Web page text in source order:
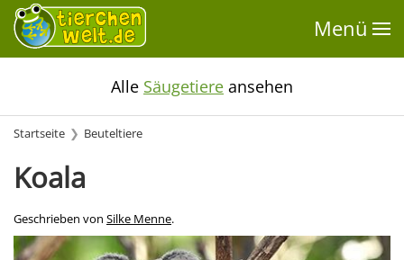
Menü
Alle Säugetiere ansehen
Startseite Beuteltiere
Koala
Geschrieben von Silke Menne.